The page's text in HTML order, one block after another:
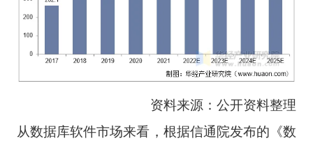
资料来源：公开资料整理
从数据库软件市场来看，根据信通院发布的《数